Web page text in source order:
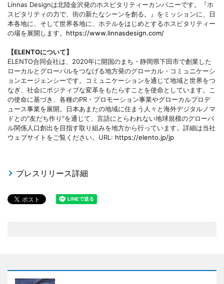
Linnas Designは北陸金沢発のホスピタリティーカンパニーです。『ホ
スピタリティの力で、街の新たなシーンを創る。』をミッションに、日
本各地に、そして世界各地に、ホテルをはじめとするホスピタリティー
の場を展開します。 https://www.linnasdesign.com/
【ELENTOについて】
ELENTO合同会社は、2020年に開国のまち・静岡県下田市で創業した
ローカルとグローバルをつなげる地方発のグローカル・コミュニケーシ
ョンエージェンシーです。コミュニケーションを通じて地域と世界をつ
なぎ、社会にポジティブな変革をもたらすことを使命としています。こ
の使命に基づき、各種のPR・プロモーション事業やグローカルプロデ
ュース事業を展開。日本あまたの地域に住まう人々と海外デジタルノマ
ドとの"友だち作り"を通じて、言語にとらわれない地球規模のグローバ
ル関係人口創出を目指す取り組みを地方から行っています。詳細は当社
ウェブサイトをご覧ください。URL: https://elento.jp/jp
プレスリリース詳細